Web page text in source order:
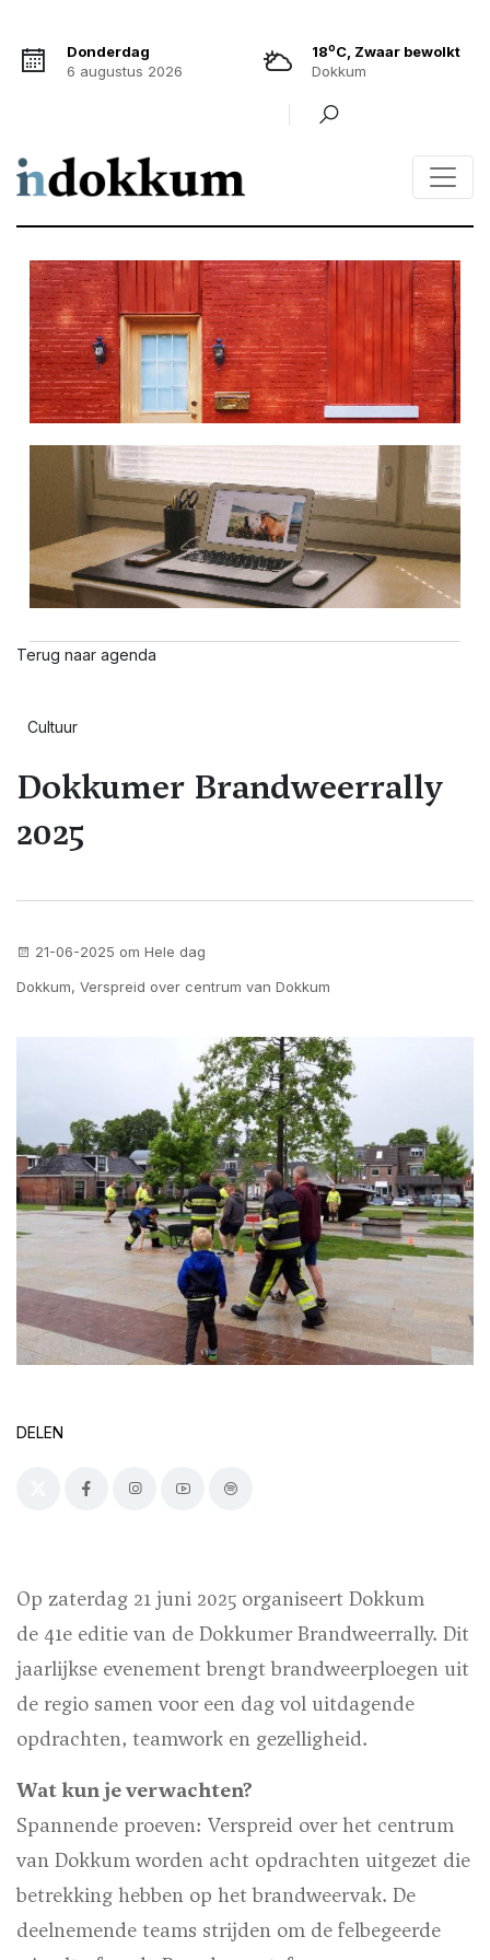
Donderdag
6 augustus 2026
18oC, Zwaar bewolkt
Dokkum
Terug naar agenda
Cultuur
Dokkumer Brandweerrally
2025
21-06-2025 om Hele dag
Dokkum, Verspreid over centrum van Dokkum
DELEN
Op zaterdag 21 juni 2025 organiseert Dokkum
de 41e editie van de Dokkumer Brandweerrally. Dit
jaarlijkse evenement brengt brandweerploegen uit
de regio samen voor een dag vol uitdagende
opdrachten, teamwork en gezelligheid.
Wat kun je verwachten?
Spannende proeven: Verspreid over het centrum
van Dokkum worden acht opdrachten uitgezet die
betrekking hebben op het brandweervak. De
deelnemende teams strijden om de felbegeerde